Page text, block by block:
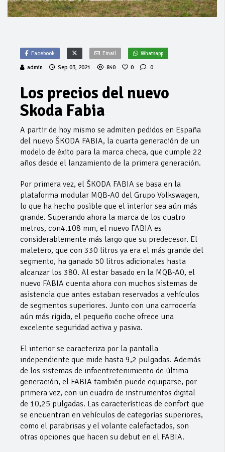
Facebook Email Whatsapp
admin Sep 03, 2021 840 0 0
Los precios del nuevo
Skoda Fabia
A partir de hoy mismo se admiten pedidos en España
del nuevo ŠKODA FABIA, la cuarta generación de un
modelo de éxito para la marca checa, que cumple 22
años desde el lanzamiento de la primera generación.
Por primera vez, el ŠKODA FABIA se basa en la
plataforma modular MQB-A0 del Grupo Volkswagen,
lo que ha hecho posible que el interior sea aún más
grande. Superando ahora la marca de los cuatro
metros, con4.108 mm, el nuevo FABIA es
considerablemente más largo que su predecesor. El
maletero, que con 330 litros ya era el más grande del
segmento, ha ganado 50 litros adicionales hasta
alcanzar los 380. Al estar basado en la MQB-A0, el
nuevo FABIA cuenta ahora con muchos sistemas de
asistencia que antes estaban reservados a vehículos
de segmentos superiores. Junto con una carrocería
aún más rígida, el pequeño coche ofrece una
excelente seguridad activa y pasiva.
El interior se caracteriza por la pantalla
independiente que mide hasta 9,2 pulgadas. Además
de los sistemas de infoentretenimiento de última
generación, el FABIA también puede equiparse, por
primera vez, con un cuadro de instrumentos digital
de 10,25 pulgadas. Las características de confort que
se encuentran en vehículos de categorías superiores,
como el parabrisas y el volante calefactados, son
otras opciones que hacen su debut en el FABIA.